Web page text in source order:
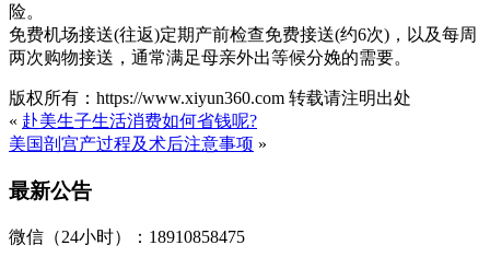
险。
免费机场接送(往返)定期产前检查免费接送(约6次)，以及每周
两次购物接送，通常满足母亲外出等候分娩的需要。
版权所有：https://www.xiyun360.com 转载请注明出处
« 赴美生子生活消费如何省钱呢?
美国剖宫产过程及术后注意事项 »
最新公告
微信（24小时）：18910858475